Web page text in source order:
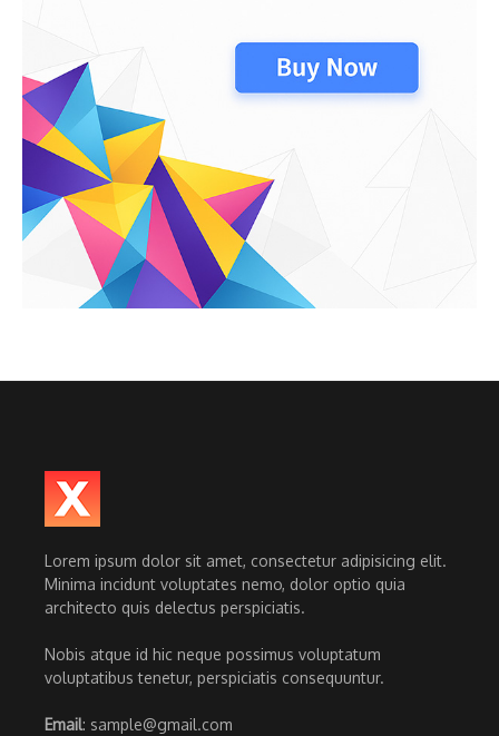
Lorem ipsum dolor sit amet, consectetur adipisicing elit.
Minima incidunt voluptates nemo, dolor optio quia
architecto quis delectus perspiciatis.
Nobis atque id hic neque possimus voluptatum
voluptatibus tenetur, perspiciatis consequuntur.
Email: sample@gmail.com